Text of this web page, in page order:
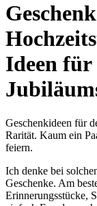
Ideen für
Geschenkideen für
Rarität. Kaum ein
feiern.
Ich denke bei
Geschenke. Am
Erinnerungsstücke,